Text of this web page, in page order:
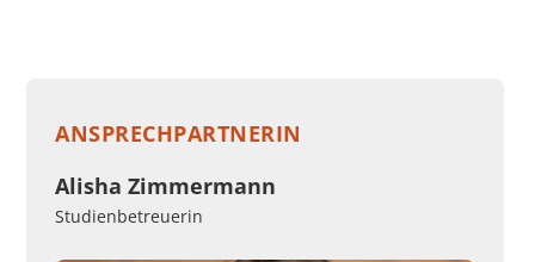
ANSPRECHPARTNERIN
Alisha Zimmermann
Studienbetreuerin